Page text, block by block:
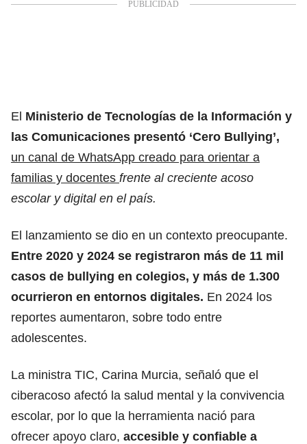
El Ministerio de Tecnologías de la Información y
las Comunicaciones presentó ‘Cero Bullying’,
un canal de WhatsApp creado para orientar a
familias y docentes frente al creciente acoso
escolar y digital en el país.
El lanzamiento se dio en un contexto preocupante.
Entre 2020 y 2024 se registraron más de 11 mil
casos de bullying en colegios, y más de 1.300
ocurrieron en entornos digitales. En 2024 los
reportes aumentaron, sobre todo entre
adolescentes.
La ministra TIC, Carina Murcia, señaló que el
ciberacoso afectó la salud mental y la convivencia
escolar, por lo que la herramienta nació para
ofrecer apoyo claro, accesible y confiable a